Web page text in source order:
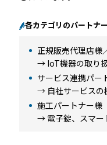
各カテゴリのパートナ
正規販売代理店様
→ IoT機器の取り
サービス連携パー
→ 自社サービスの
施工パートナー様
→ 電子錠、スマー